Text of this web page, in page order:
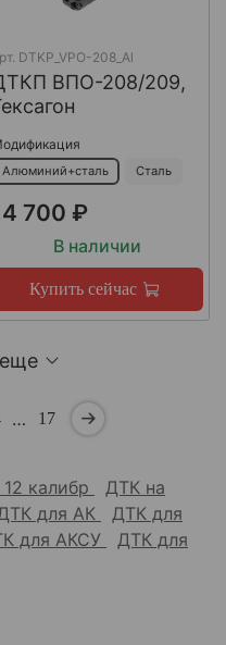
DTKP_VPO-208_Al
ВПО-208/209,
Алюминий+сталь Сталь
700 ₽
В наличии
Купить сейчас
… 17
калибр
ДТК на
для АК
ДТК для
для АКСУ
ДТК для